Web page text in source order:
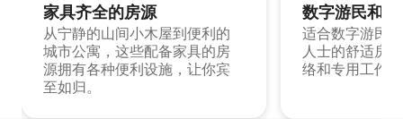
家具齐全的房源
从宁静的山间小木屋到便利的
城市公寓，这些配备家具的房
源拥有各种便利设施，让你宾
至如归。
数字游民和
适合数字游民
人士的舒适房
络和专用工作